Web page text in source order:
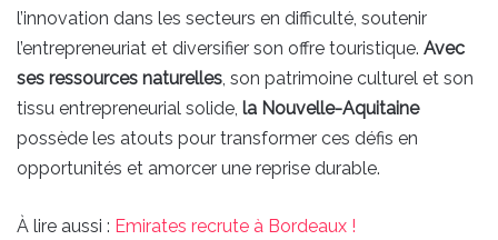
l’innovation dans les secteurs en difficulté, soutenir
l’entrepreneuriat et diversifier son offre touristique. Avec
ses ressources naturelles , son patrimoine culturel et son
tissu entrepreneurial solide, la Nouvelle-Aquitaine
possède les atouts pour transformer ces défis en
opportunités et amorcer une reprise durable.
À lire aussi : Emirates recrute à Bordeaux !